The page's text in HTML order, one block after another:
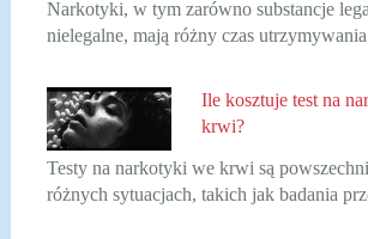
Narkotyki, w tym zarówno substancje
nielegalne, mają różny czas
Ile kosztuje test na
krwi?
Testy na narkotyki we krwi są
różnych sytuacjach, takich jak badania